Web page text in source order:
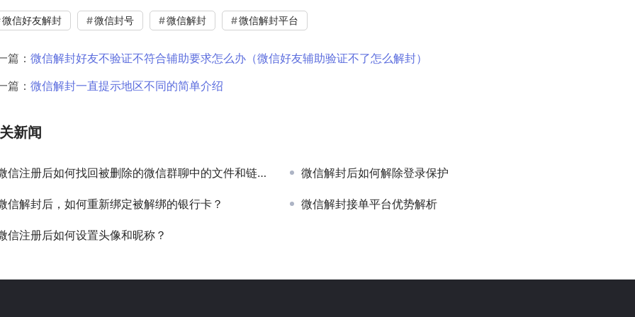
微信好友解封 微信封号 微信解封 微信解封平台
篇： 微信解封好友不验证不符合辅助要求怎么办（微信好友辅助验证不了怎么解封）
篇： 微信解封一直提示地区不同的简单介绍
新闻
信注册后如何找回被删除的微信群聊中的文件和链接？ 微信解封后如何解除登录保护
信解封后，如何重新绑定被解绑的银行卡？ 微信解封接单平台优势解析
信注册后如何设置头像和昵称？